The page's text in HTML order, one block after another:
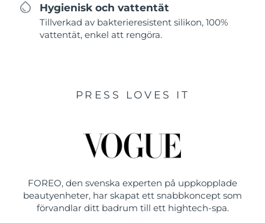
Hygienisk och vattentät
Tillverkad av bakterieresistent silikon, 100%
vattentät, enkel att rengöra.
PRESS LOVES IT
FOREO, den svenska experten på uppkopplade
beautyenheter, har skapat ett snabbkoncept som
förvandlar ditt badrum till ett hightech-spa.